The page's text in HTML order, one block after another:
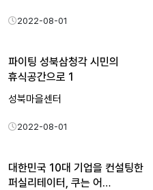
2022-08-01
파이팅 성북삼청각 시민의
휴식공간으로 1
성북마을센터
2022-08-01
대한민국 10대 기업을 컨설팅한
퍼실리테이터, 쿠는 어…